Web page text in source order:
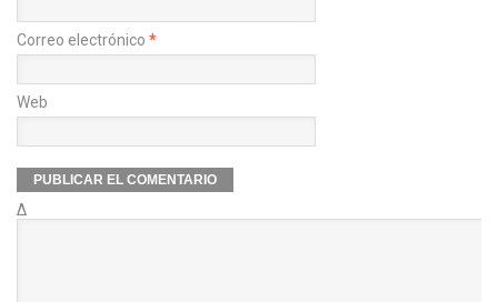
Correo electrónico *
Web
Δ